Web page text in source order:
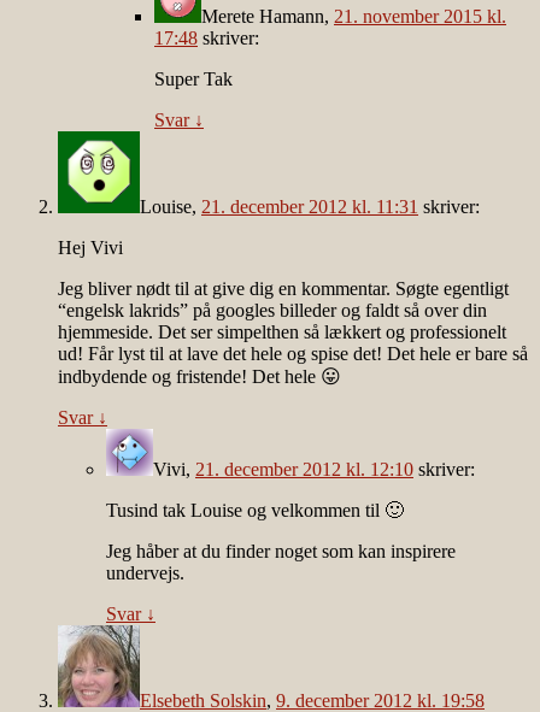
Merete Hamann, 21. november 2015 kl.
17:48 skriver:
Super Tak
Svar ↓
Louise, 21. december 2012 kl. 11:31 skriver:
Hej Vivi
Jeg bliver nødt til at give dig en kommentar. Søgte egentligt
“engelsk lakrids” på googles billeder og faldt så over din
hjemmeside. Det ser simpelthen så lækkert og professionelt
ud! Får lyst til at lave det hele og spise det! Det hele er bare så
indbydende og fristende! Det hele 😛
Svar ↓
Vivi, 21. december 2012 kl. 12:10 skriver:
Tusind tak Louise og velkommen til 🙂
Jeg håber at du finder noget som kan inspirere
undervejs.
Svar ↓
Elsebeth Solskin, 9. december 2012 kl. 19:58